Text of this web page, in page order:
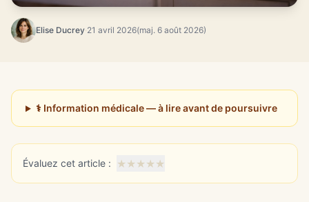
Elise Ducrey·21 avril 2026(maj. 6 août 2026)
⚕️ Information médicale — à lire avant de poursuivre
Évaluez cet article : ★★★★★